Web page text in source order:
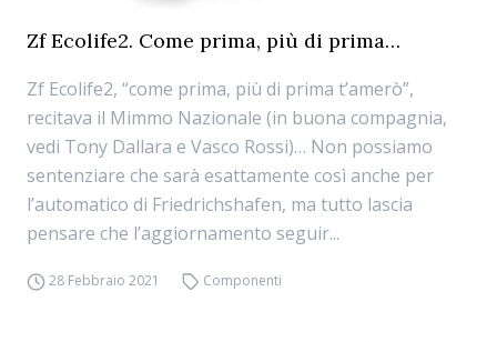
Zf Ecolife2. Come prima, più di prima…
Zf Ecolife2, “come prima, più di prima t’amerò”,
recitava il Mimmo Nazionale (in buona compagnia,
vedi Tony Dallara e Vasco Rossi)… Non possiamo
sentenziare che sarà esattamente così anche per
l’automatico di Friedrichshafen, ma tutto lascia
pensare che l’aggiornamento seguir...
28 Febbraio 2021 Componenti